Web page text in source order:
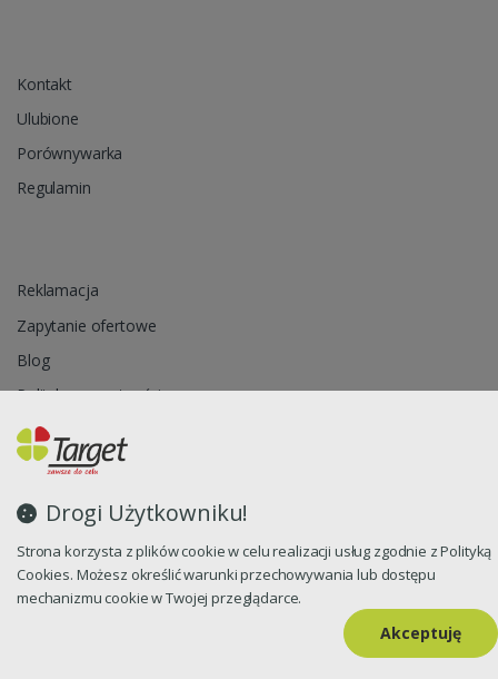
Drogi Użytkowniku!
Strona korzysta z plików cookie w celu realizacji usług zgodnie z Polityką
Cookies. Możesz określić warunki przechowywania lub dostępu
mechanizmu cookie w Twojej przeglądarce.
Akceptuję
Kontakt
Ulubione
Porównywarka
Regulamin
Reklamacja
Zapytanie ofertowe
Blog
Polityka prywatności